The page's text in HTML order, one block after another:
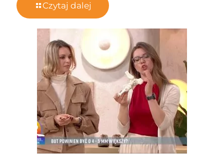
Czytaj dalej